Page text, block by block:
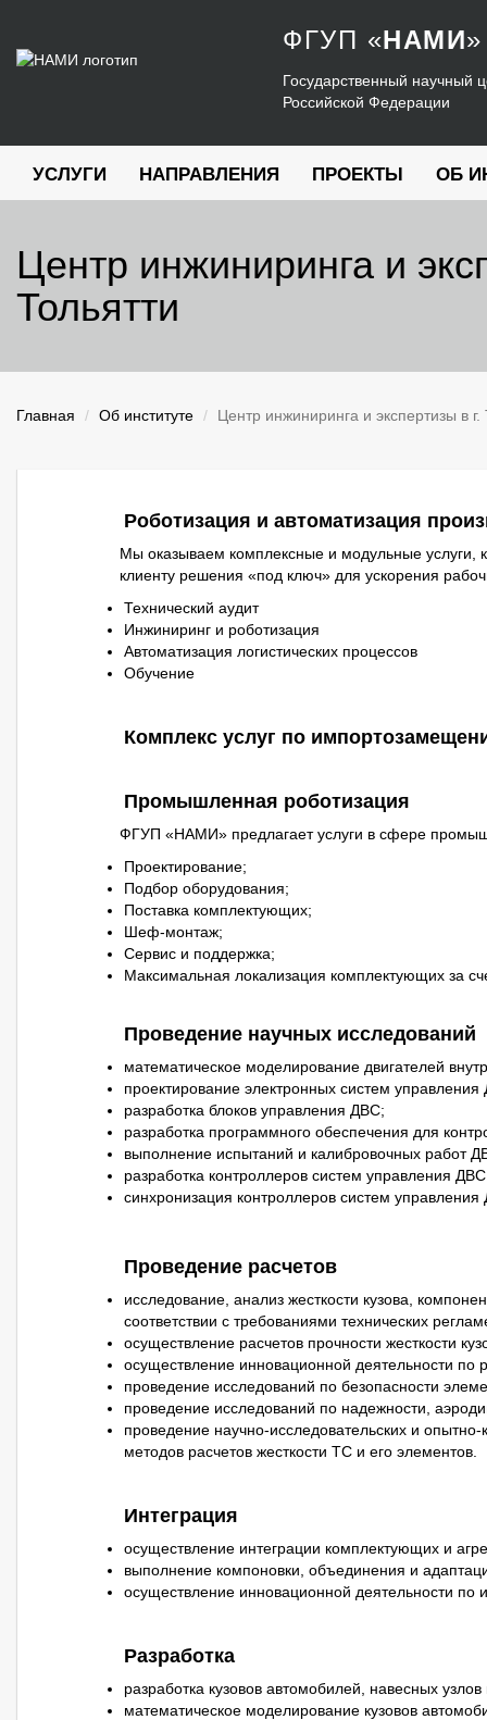
ФГУП «НАМИ»
Государственный научный
Российской Федерации
УСЛУГИ НАПРАВЛЕНИЯ ПРОЕКТЫ ОБ
Центр инжиниринга и
Тольятти
Главная Об институте Центр инжиниринга и экспертизы в г.
Роботизация и автоматизация
Мы оказываем комплексные и модульные услуги,
клиенту решения «под ключ» для ускорения
Технический аудит
Инжиниринг и роботизация
Автоматизация логистических процессов
Обучение
Комплекс услуг по
Промышленная роботизация
ФГУП «НАМИ» предлагает услуги в сфере
Проектирование;
Подбор оборудования;
Поставка комплектующих;
Шеф‐монтаж;
Сервис и поддержка;
Максимальная локализация комплектующих за
Проведение научных исследований
математическое моделирование двигателей
проектирование электронных систем
разработка блоков управления ДВС;
разработка программного обеспечения для
выполнение испытаний и калибровочных работ
разработка контроллеров систем управления
синхронизация контроллеров систем
Проведение расчетов
исследование, анализ жесткости кузова,
соответствии с требованиями технических
осуществление расчетов прочности жесткости
осуществление инновационной деятельности по
проведение исследований по безопасности
проведение исследований по надежности,
проведение научно-исследовательских и
методов расчетов жесткости ТС и его элементов.
Интеграция
осуществление интеграции комплектующих и
выполнение компоновки, объединения и
осуществление инновационной деятельности по
Разработка
разработка кузовов автомобилей, навесных
математическое моделирование кузовов